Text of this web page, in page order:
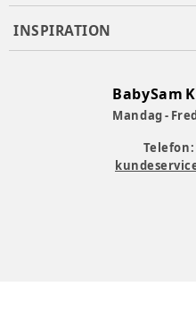
INSPIRATION
BabySam
Mandag -
Telefon: